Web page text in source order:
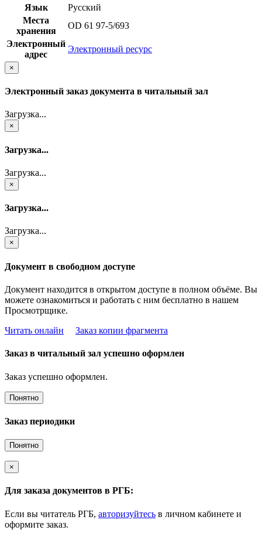
Язык
Русский
Места
хранения
OD 61 97-5/693
Электронный
адрес
Электронный ресурс
×
Электронный заказ документа в читальный зал
Загрузка...
×
Загрузка...
Загрузка...
×
Загрузка...
Загрузка...
×
Документ в свободном доступе
Документ находится в открытом доступе в полном объёме. Вы
можете ознакомиться и работать с ним бесплатно в нашем
Просмотрщике.
Читать онлайн
Заказ копии фрагмента
Заказ в читальный зал успешно оформлен
Заказ успешно оформлен.
Понятно
Заказ периодики
Понятно
×
Для заказа документов в РГБ:
Если вы читатель РГБ, авторизуйтесь в личном кабинете и
оформите заказ.